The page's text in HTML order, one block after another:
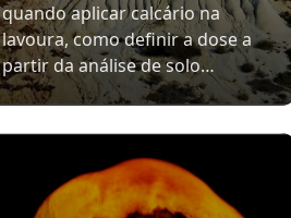
quando aplicar calcário na
lavoura, como definir a dose a
partir da análise de solo…